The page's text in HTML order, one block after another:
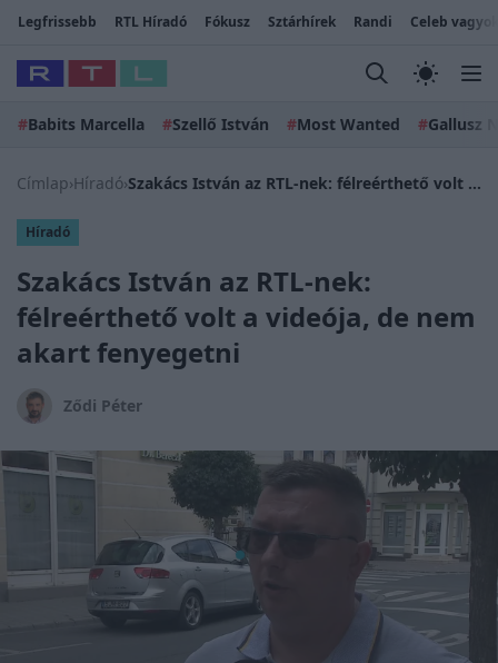
Legfrissebb RTL Híradó Fókusz Sztárhírek Randi Celeb
#Babits Marcella #Szellő István #Most Wanted #Gallusz
Címlap›Híradó› Szakács István az RTL-nek: félreérthető volt a videója, de nem akart fenyegetni
Híradó
Szakács István az RTL-nek:
félreérthető volt a videója, de nem
akart fenyegetni
Ződi Péter